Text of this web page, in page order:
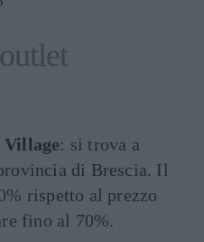
: si trova a
di Brescia. Il
rispetto al prezzo
fino al 70%.